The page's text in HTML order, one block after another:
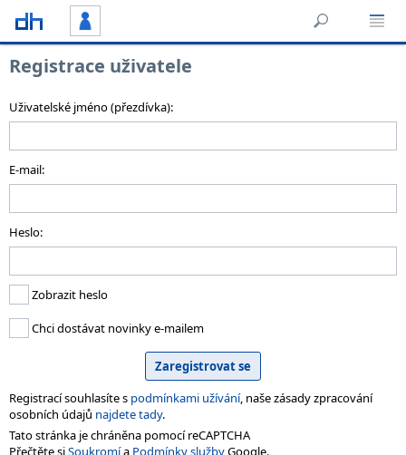
Registrace uživatele
Uživatelské jméno (přezdívka):
E-mail:
Heslo:
Zobrazit heslo
Chci dostávat novinky e-mailem
Registrací souhlasíte s podmínkami užívání, naše zásady zpracování
osobních údajů najdete tady.
Tato stránka je chráněna pomocí reCAPTCHA
Přečtěte siSoukromía Podmínky službyGoogle.